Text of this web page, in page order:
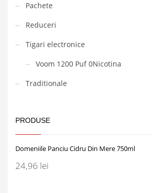
Pachete
Reduceri
Tigari electronice
Voom 1200 Puf 0Nicotina
Traditionale
PRODUSE
Domeniile Panciu Cidru Din Mere 750ml
24,96 lei